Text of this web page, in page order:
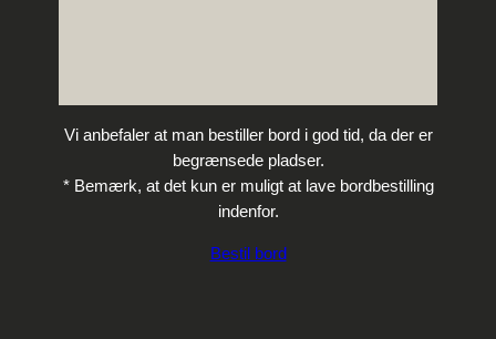
Vi anbefaler at man bestiller bord i god tid, da der er
begrænsede pladser.
* Bemærk, at det kun er muligt at lave bordbestilling
indenfor.
Bestil bord